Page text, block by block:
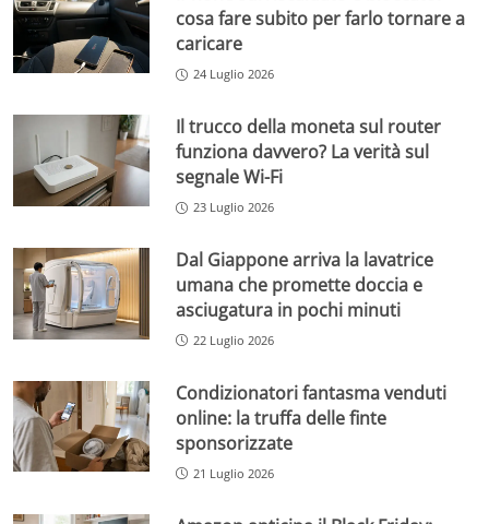
cosa fare subito per farlo tornare a
caricare
24 Luglio 2026
Il trucco della moneta sul router
funziona davvero? La verità sul
segnale Wi-Fi
23 Luglio 2026
Dal Giappone arriva la lavatrice
umana che promette doccia e
asciugatura in pochi minuti
22 Luglio 2026
Condizionatori fantasma venduti
online: la truffa delle finte
sponsorizzate
21 Luglio 2026